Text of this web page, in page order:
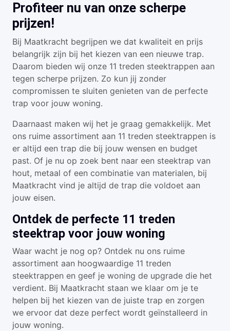
Profiteer nu van onze scherpe
prijzen!
Bij Maatkracht begrijpen we dat kwaliteit en prijs
belangrijk zijn bij het kiezen van een nieuwe trap.
Daarom bieden wij onze 11 treden steektrappen aan
tegen scherpe prijzen. Zo kun jij zonder
compromissen te sluiten genieten van de perfecte
trap voor jouw woning.
Daarnaast maken wij het je graag gemakkelijk. Met
ons ruime assortiment aan 11 treden steektrappen is
er altijd een trap die bij jouw wensen en budget
past. Of je nu op zoek bent naar een steektrap van
hout, metaal of een combinatie van materialen, bij
Maatkracht vind je altijd de trap die voldoet aan
jouw eisen.
Ontdek de perfecte 11 treden
steektrap voor jouw woning
Waar wacht je nog op? Ontdek nu ons ruime
assortiment aan hoogwaardige 11 treden
steektrappen en geef je woning de upgrade die het
verdient. Bij Maatkracht staan we klaar om je te
helpen bij het kiezen van de juiste trap en zorgen
we ervoor dat deze perfect wordt geïnstalleerd in
jouw woning.